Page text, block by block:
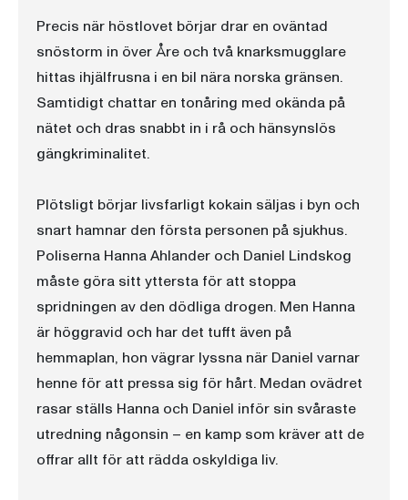
Precis när höstlovet börjar drar en oväntad
snöstorm in över Åre och två knarksmugglare
hittas ihjälfrusna i en bil nära norska gränsen.
Samtidigt chattar en tonåring med okända på
nätet och dras snabbt in i rå och hänsynslös
gängkriminalitet.
Plötsligt börjar livsfarligt kokain säljas i byn och
snart hamnar den första personen på sjukhus.
Poliserna Hanna Ahlander och Daniel Lindskog
måste göra sitt yttersta för att stoppa
spridningen av den dödliga drogen. Men Hanna
är höggravid och har det tufft även på
hemmaplan, hon vägrar lyssna när Daniel varnar
henne för att pressa sig för hårt. Medan ovädret
rasar ställs Hanna och Daniel inför sin svåraste
utredning någonsin – en kamp som kräver att de
offrar allt för att rädda oskyldiga liv.